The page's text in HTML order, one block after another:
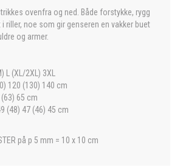
strikkes ovenfra og ned. Både forstykke, rygg
riller, noe som gir genseren en vakker buet
og armer.
(XL/2XL) 3XL
120 (130) 140 cm
(63) 65 cm
(48) 47 (46) 45 cm
på p 5 mm = 10 x 10 cm